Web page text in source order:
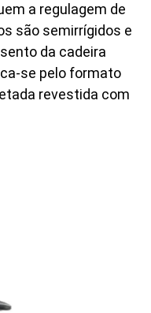
a regulagem de
são semirrígidos e
da cadeira
se pelo formato
revestida com